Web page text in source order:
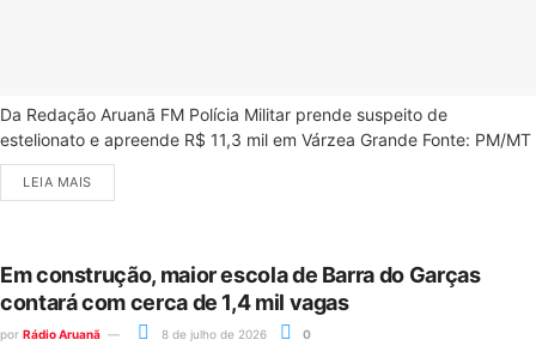
Da Redação Aruanã FM Polícia Militar prende suspeito de
estelionato e apreende R$ 11,3 mil em Várzea Grande Fonte: PM/MT
LEIA MAIS
Em construção, maior escola de Barra do Garças
contará com cerca de 1,4 mil vagas
por Rádio Aruanã 8 de julho de 2026 0